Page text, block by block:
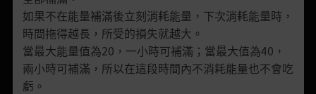
如果不在能量補滿後立刻消耗能量，下次消耗能量時，
時間拖得越長，所受的損失就越大。
當最大能量值為20，一小時可補滿；當最大值為40，
兩小時可補滿，所以在這段時間內不消耗能量也不會吃
虧。